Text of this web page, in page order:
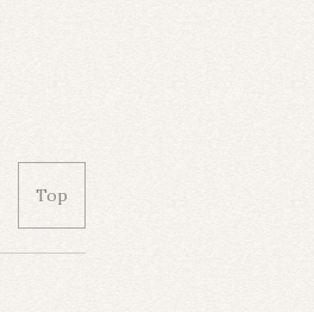
Top